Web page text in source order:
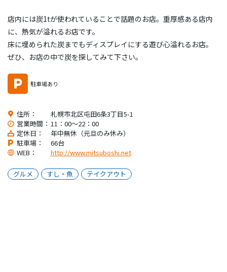
店内には炭1tが使われていることで話題のお店。重厚感ある店内
に、熱気が溢れるお店です。
床に埋められた炭までもディスプレイにする遊び心溢れるお店。
ぜひ、お店の中で炭を探してみて下さい。
駐車場あり
住所：
札幌市北区屯田6条3丁目5-1
営業時間： 11：00～22：00
定休日：
年中無休（元旦のみ休み）
駐車場：
66台
WEB：
http://www.mitsuboshi.net
グルメ すし・魚 テイクアウト